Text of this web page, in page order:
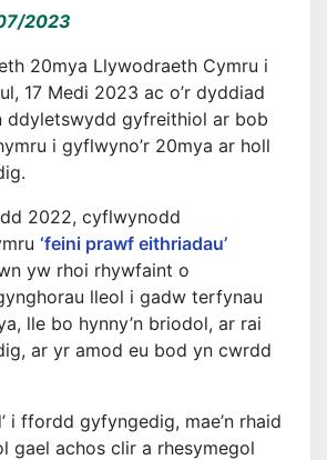
2023
20mya Llywodraeth Cymru i
17 Medi 2023 ac o’r dyddiad
ddyletswydd gyfreithiol ar bob
i gyflwyno’r 20mya ar holl
2022, cyflwynodd
‘feini prawf eithriadau’
yw rhoi rhywfaint o
lleol i gadw terfynau
lle bo hynny’n briodol, ar rai
ar yr amod eu bod yn cwrdd
i ffordd gyfyngedig, mae’n rhaid
gael achos clir a rhesymegol